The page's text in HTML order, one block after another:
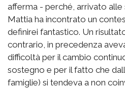
afferma - perché, arrivato
Mattia ha incontrato un
definirei fantastico. Un
contrario, in precedenza
difficoltà per il cambio
sostegno e per il fatto che
famiglie) si tendeva a non